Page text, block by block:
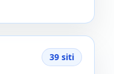
39 siti